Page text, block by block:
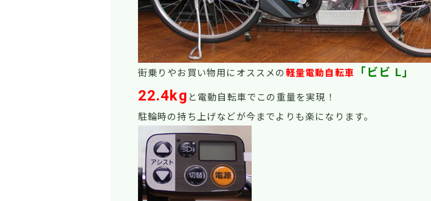
街乗りやお買い物用にオススメの 軽量電動自転車 「ビビ L」
22.4kg と電動自転車でこの重量を実現！
駐輪時の持ち上げなどが今までよりも楽になります。